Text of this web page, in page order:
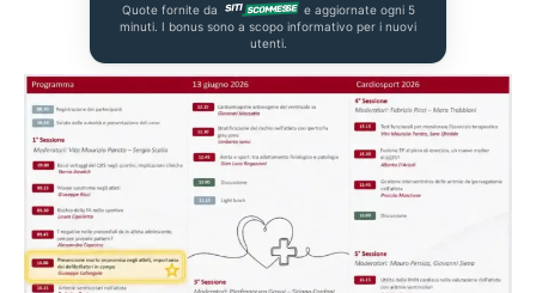
Quote fornite da
e aggiornate ogni 5
minuti. I bonus sono a scopo informativo per i nuovi
utenti.